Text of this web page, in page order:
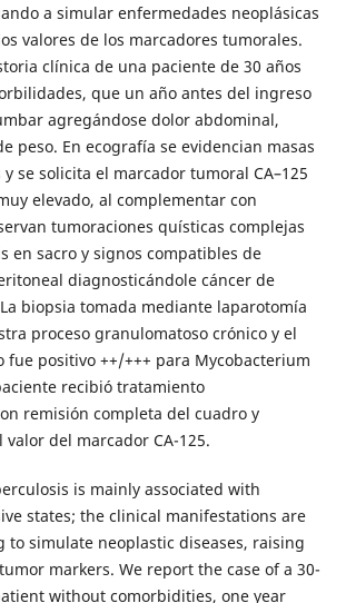
a simular enfermedades neoplásicas
valores de los marcadores tumorales.
clínica de una paciente de 30 años
que un año antes del ingreso
agregándose dolor abdominal,
peso. En ecografía se evidencian masas
se solicita el marcador tumoral CA–125
elevado, al complementar con
tumoraciones quísticas complejas
en sacro y signos compatibles de
diagnosticándole cáncer de
biopsia tomada mediante laparotomía
proceso granulomatoso crónico y el
fue positivo ++/+++ para Mycobacterium
recibió tratamiento
remisión completa del cuadro y
del marcador CA-125.
is mainly associated with
states; the clinical manifestations are
to simulate neoplastic diseases, raising
markers. We report the case of a 30-
without comorbidities, one year